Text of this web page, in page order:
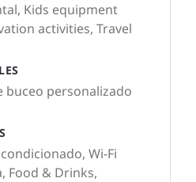
Kids equipment
activities, Travel
buceo personalizado
Wi-Fi
Food & Drinks,